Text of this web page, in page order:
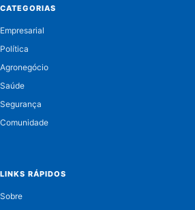
CATEGORIAS
Empresarial
Política
Agronegócio
Saúde
Segurança
Comunidade
LINKS RÁPIDOS
Sobre